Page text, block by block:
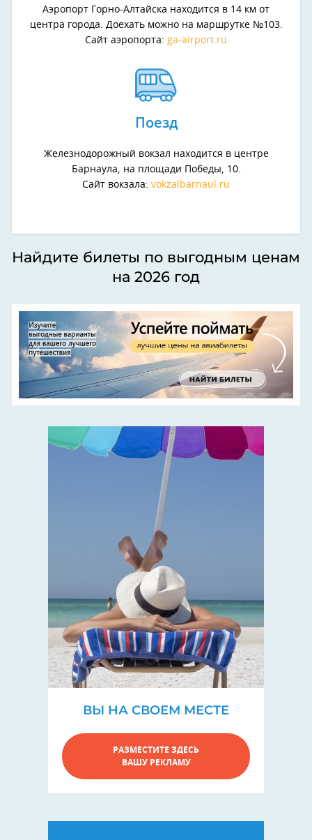
Аэропорт Горно-Алтайска находится в 14 км от
центра города. Доехать можно на маршрутке №103.
Сайт аэропорта: ga-airport.ru
Поезд
Железнодорожный вокзал находится в центре
Барнаула, на площади Победы, 10.
Сайт вокзала: vokzalbarnaul.ru
Найдите билеты по выгодным ценам
на 2026 год
ВЫ НА СВОЕМ МЕСТЕ
РАЗМЕСТИТЕ ЗДЕСЬ
ВАШУ РЕКЛАМУ